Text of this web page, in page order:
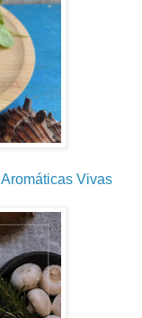
Aromáticas Vivas